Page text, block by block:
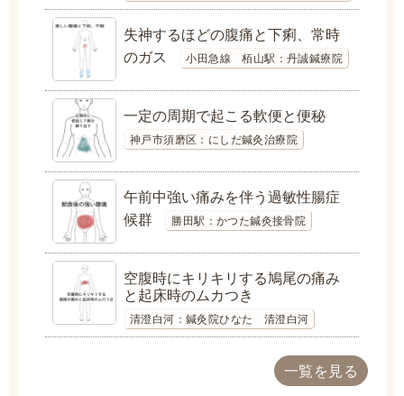
失神するほどの腹痛と下痢、常時
のガス
小田急線 栢山駅：丹誠鍼療院
一定の周期で起こる軟便と便秘
神戸市須磨区：にしだ鍼灸治療院
午前中強い痛みを伴う過敏性腸症
候群
勝田駅：かつた鍼灸接骨院
空腹時にキリキリする鳩尾の痛み
と起床時のムカつき
清澄白河：鍼灸院ひなた 清澄白河
一覧を見る